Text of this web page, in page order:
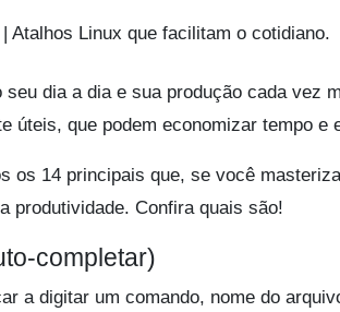
Atalhos Linux que facilitam o cotidiano.
seu dia a dia e sua produção cada vez
úteis, que podem economizar tempo e
os 14 principais que, se você
produtividade. Confira quais são!
completar)
a digitar um comando, nome do